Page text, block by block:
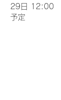
29日 12:00
予定